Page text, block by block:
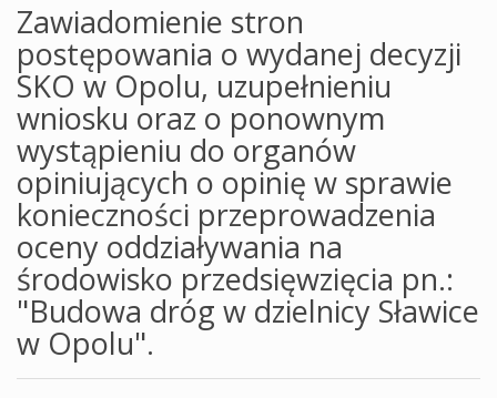
Zawiadomienie stron
postępowania o wydanej decyzji
SKO w Opolu, uzupełnieniu
wniosku oraz o ponownym
wystąpieniu do organów
opiniujących o opinię w sprawie
konieczności przeprowadzenia
oceny oddziaływania na
środowisko przedsięwzięcia pn.:
"Budowa dróg w dzielnicy Sławice
w Opolu".